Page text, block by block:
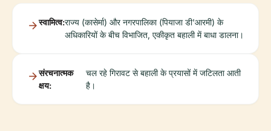
स्वामित्व:राज्य (कासेर्मा) और नगरपालिका (पियाजा डी'आरमी) के
अधिकारियों के बीच विभाजित, एकीकृत बहाली में बाधा डालना।
संरचनात्मक
क्षय:
चल रहे गिरावट से बहाली के प्रयासों में जटिलता आती
है।